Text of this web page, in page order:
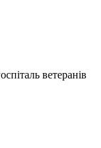
ветеранів